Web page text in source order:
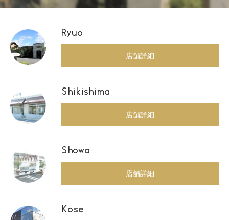
Ryuo
店舗詳細
Shikishima
店舗詳細
Showa
店舗詳細
Kose